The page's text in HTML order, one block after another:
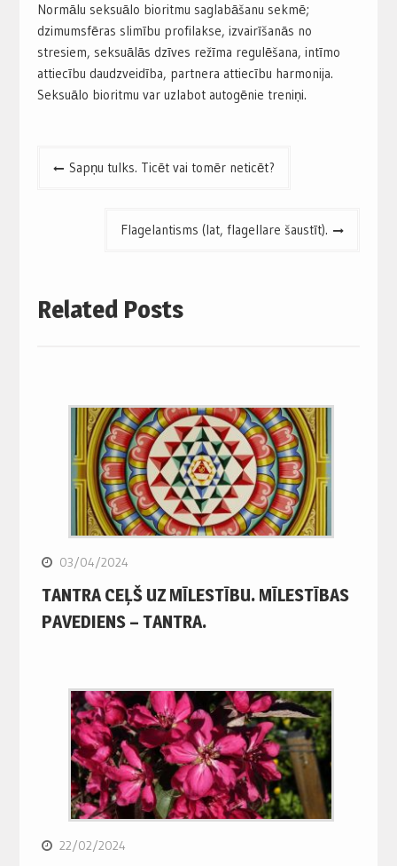
Normālu seksuālo bioritmu saglabāšanu sekmē;
dzimumsfēras slimību profilakse, izvairīšanās no
stresiem, seksuālās dzīves režīma regulēšana, intīmo
attiecību daudzveidība, partnera attiecību harmonija.
Seksuālo bioritmu var uzlabot autogēnie treniņi.
PostSapņu tulks. Ticēt vai tomēr neticēt?
Flagelantisms (lat, flagellare šaustīt).
Related Posts
03/04/2024
TANTRA CEĻŠ UZ MĪLESTĪBU. MĪLESTĪBAS
PAVEDIENS – TANTRA.
22/02/2024